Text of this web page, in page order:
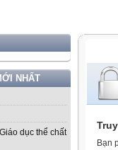
NHẤT
dục thể chất
Bạn